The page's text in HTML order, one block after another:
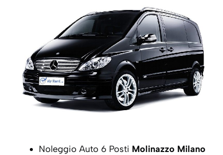
Noleggio Auto 6 Posti Molinazzo Milano